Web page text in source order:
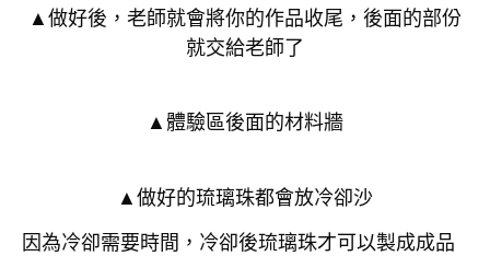
▲做好後，老師就會將你的作品收尾，後面的部份
就交給老師了
▲體驗區後面的材料牆
▲做好的琉璃珠都會放冷卻沙
因為冷卻需要時間，冷卻後琉璃珠才可以製成成品